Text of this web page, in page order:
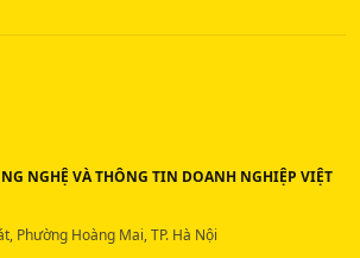
NGHỆ VÀ THÔNG TIN DOANH NGHIỆP VIỆT
Phường Hoàng Mai, TP. Hà Nội